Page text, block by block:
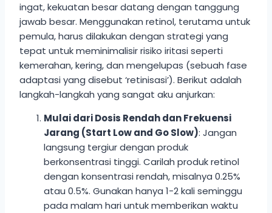
ingat, kekuatan besar datang dengan tanggung
jawab besar. Menggunakan retinol, terutama untuk
pemula, harus dilakukan dengan strategi yang
tepat untuk meminimalisir risiko iritasi seperti
kemerahan, kering, dan mengelupas (sebuah fase
adaptasi yang disebut ‘retinisasi’). Berikut adalah
langkah-langkah yang sangat aku anjurkan:
Mulai dari Dosis Rendah dan Frekuensi
Jarang (Start Low and Go Slow): Jangan
langsung tergiur dengan produk
berkonsentrasi tinggi. Carilah produk retinol
dengan konsentrasi rendah, misalnya 0.25%
atau 0.5%. Gunakan hanya 1-2 kali seminggu
pada malam hari untuk memberikan waktu